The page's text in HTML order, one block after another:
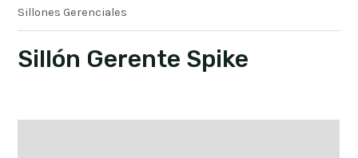
Sillones Gerenciales
Sillón Gerente Spike